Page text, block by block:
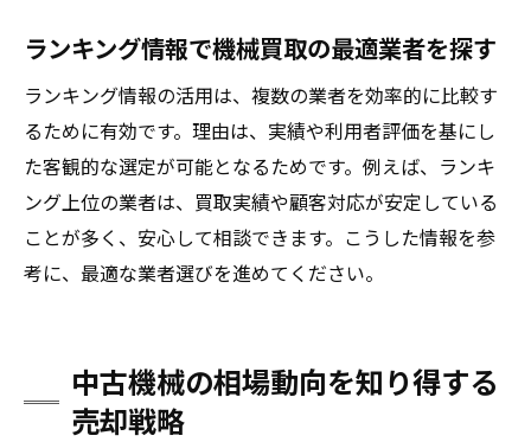
現地査定を活かす機械売却の実践的手法
地元密着型中古機械買取業者の強みを知る
買取相場を把握し納得の取引を実現するには
機械買取相場を簡単に調べる効率的な方法
中古機械買取で適正価格を見極めるコツ
高額査定が期待できる機械の特徴を紹介
相場変動を見据えて最適な売却タイミング
選択
ランキング情報で機械買取の最適業者を探す
ランキング情報の活用は、複数の業者を効率的に比較す
るために有効です。理由は、実績や利用者評価を基にし
た客観的な選定が可能となるためです。例えば、ランキ
ング上位の業者は、買取実績や顧客対応が安定している
ことが多く、安心して相談できます。こうした情報を参
考に、最適な業者選びを進めてください。
中古機械の相場動向を知り得する
売却戦略